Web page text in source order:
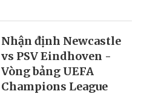
Nhận định Newcastle
vs PSV Eindhoven -
Vòng bảng UEFA
Champions League